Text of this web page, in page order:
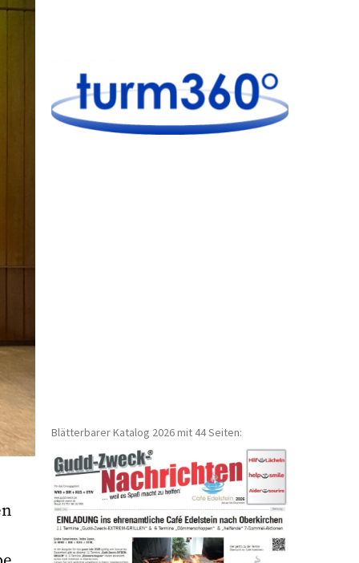
Blätterbarer Katalog 2026 mit 44 Seiten: